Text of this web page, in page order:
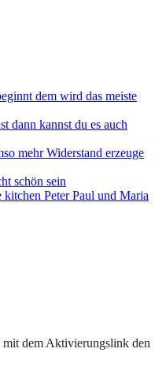
dem wird das meiste
dann kannst du es auch
mehr Widerstand erzeuge
schön sein
Peter Paul und Maria
dem Aktivierungslink den